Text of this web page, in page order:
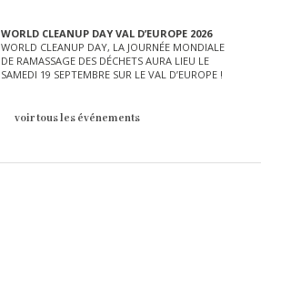
WORLD CLEANUP DAY VAL D’EUROPE 2026
WORLD CLEANUP DAY, LA JOURNÉE MONDIALE
DE RAMASSAGE DES DÉCHETS AURA LIEU LE
SAMEDI 19 SEPTEMBRE SUR LE VAL D’EUROPE !
voir tous les événements